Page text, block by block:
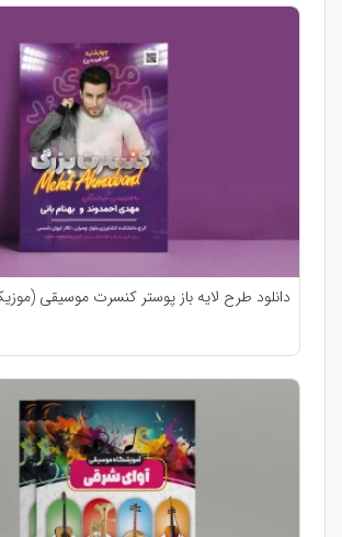
دانلود طرح لایه باز پوستر کنسرت موسیقی